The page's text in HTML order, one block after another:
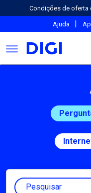
Condições de oferta
Ajuda |
Pesquisar